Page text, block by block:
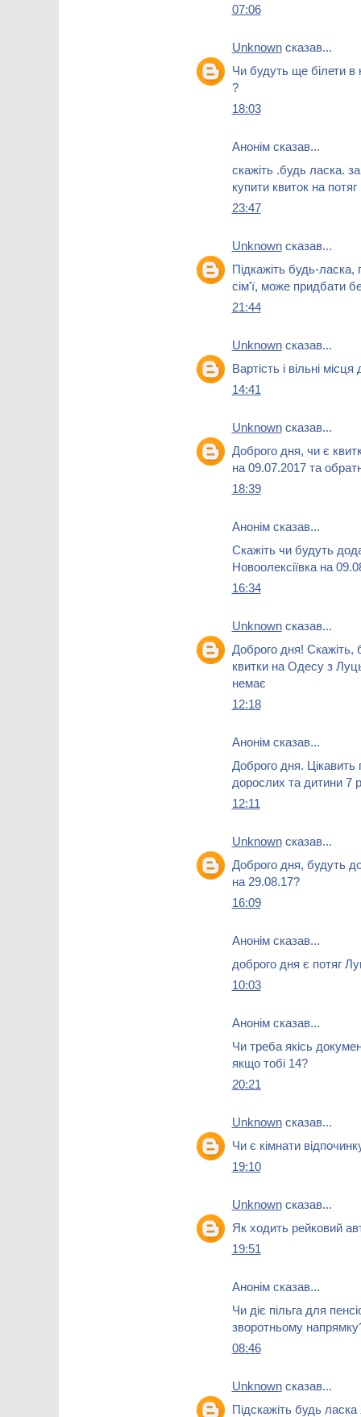
07:06
Unknownсказав...
Чи будуть ще білети в
?
18:03
Анонім сказав...
скажіть .будь ласка.
купити квиток на
23:47
Unknownсказав...
Підкажіть будь-ласка,
сім'ї, може придбати
21:44
Unknownсказав...
Вартість і вільні
14:41
Unknownсказав...
Доброго дня, чи є
на 09.07.2017 та
18:39
Анонім сказав...
Скажіть чи будуть
Новоолексіївка на
16:34
Unknownсказав...
Доброго дня! Скажіть,
квитки на Одесу з
немає
12:18
Анонім сказав...
Доброго дня.
дорослих та дитини 7
12:11
Unknownсказав...
Доброго дня, будуть
на 29.08.17?
16:09
Анонім сказав...
доброго дня є потяг
10:03
Анонім сказав...
Чи треба якісь
якщо тобі 14?
20:21
Unknownсказав...
Чи є кімнати
19:10
Unknownсказав...
Як ходить рейковий
19:51
Анонім сказав...
Чи діє пільга для
зворотньому
08:46
Unknownсказав...
Підскажіть будь